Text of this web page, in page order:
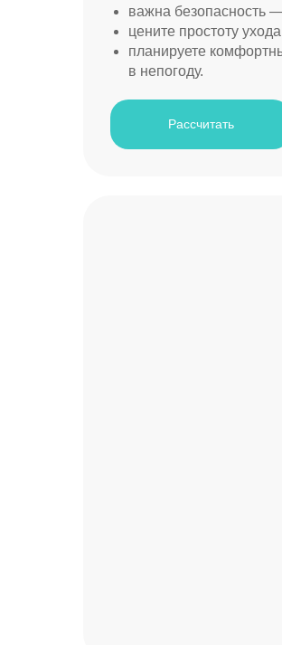
важна безопасность
цените простоту
планируете
в непогоду.
Рассчитать